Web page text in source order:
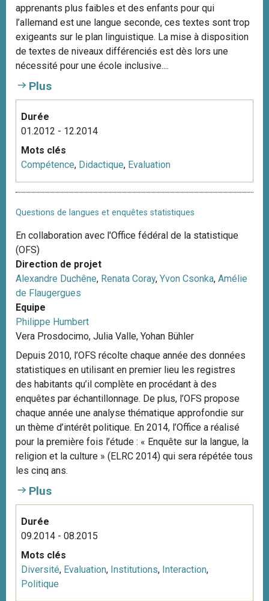
apprenants plus faibles et des enfants pour qui
l’allemand est une langue seconde, ces textes sont trop
exigeants sur le plan linguistique. La mise à disposition
de textes de niveaux différenciés est dès lors une
nécessité pour une école inclusive....
Plus
Durée
01.2012 - 12.2014
Mots clés
Compétence, Didactique, Evaluation
Questions de langues et enquêtes statistiques
En collaboration avec l'Office fédéral de la statistique
(OFS)
Direction de projet
Alexandre Duchêne, Renata Coray, Yvon Csonka, Amélie
de Flaugergues
Equipe
Philippe Humbert
Vera Prosdocimo, Julia Valle, Yohan Bühler
Depuis 2010, l’OFS récolte chaque année des données
statistiques en utilisant en premier lieu les registres
des habitants qu’il complète en procédant à des
enquêtes par échantillonnage. De plus, l’OFS propose
chaque année une analyse thématique approfondie sur
un thème d’intérêt politique. En 2014, l’Office a réalisé
pour la première fois l’étude : « Enquête sur la langue, la
religion et la culture » (ELRC 2014) qui sera répétée tous
les cinq ans.
Plus
Durée
09.2014 - 08.2015
Mots clés
Diversité, Evaluation, Institutions, Interaction,
Politique